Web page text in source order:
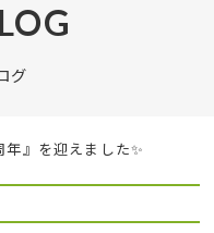
グ
年』を迎えました✨